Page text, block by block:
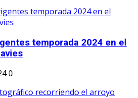
temporada 2024 en el
0